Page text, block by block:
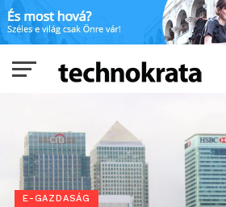
E-GAZDASÁG